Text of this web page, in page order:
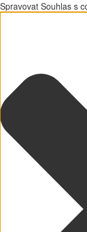
Spravovat Souhlas s